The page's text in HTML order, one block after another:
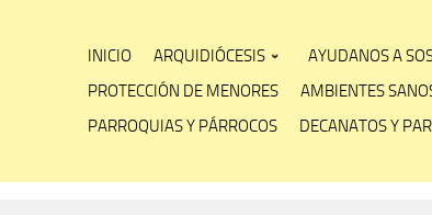
INICIO ARQUIDIÓCESIS AYUDANOS A
PROTECCIÓN DE MENORES
AMBIENTES
PARROQUIAS Y PÁRROCOS
DECANATOS Y